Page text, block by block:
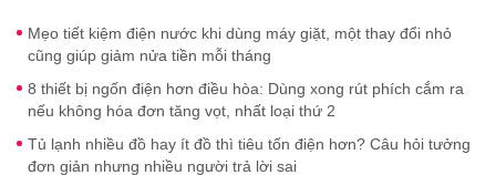
Mẹo tiết kiệm điện nước khi dùng máy giặt, một thay đổi nhỏ
cũng giúp giảm nửa tiền mỗi tháng
8 thiết bị ngốn điện hơn điều hòa: Dùng xong rút phích cắm ra
nếu không hóa đơn tăng vọt, nhất loại thứ 2
Tủ lạnh nhiều đồ hay ít đồ thì tiêu tốn điện hơn? Câu hỏi tưởng
đơn giản nhưng nhiều người trả lời sai